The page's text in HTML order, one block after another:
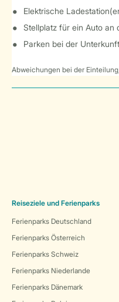
Elektrische
Stellplatz für ein Auto an
Parken bei der Unterkunft
Abweichungen bei der
Reiseziele und Ferienparks
Ferienparks Deutschland
Ferienparks Österreich
Ferienparks Schweiz
Ferienparks Niederlande
Ferienparks Dänemark